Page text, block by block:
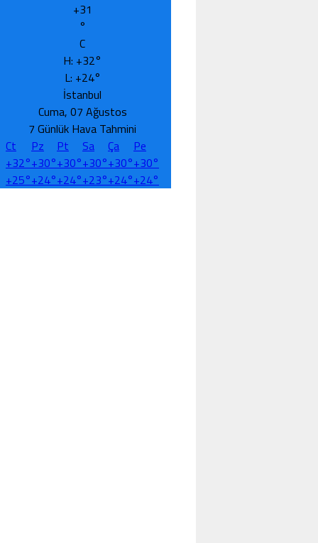
+31
°
C
H: +32°
L: +24°
İstanbul
Cuma, 07 Ağustos
7 Günlük Hava Tahmini
Ct
Pz Pt Sa Ça
Pe
+32°+30°+30°+30°+30°+30°
+25°+24°+24°+23°+24°+24°